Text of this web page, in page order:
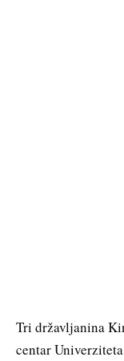
Tri državljanina
centar